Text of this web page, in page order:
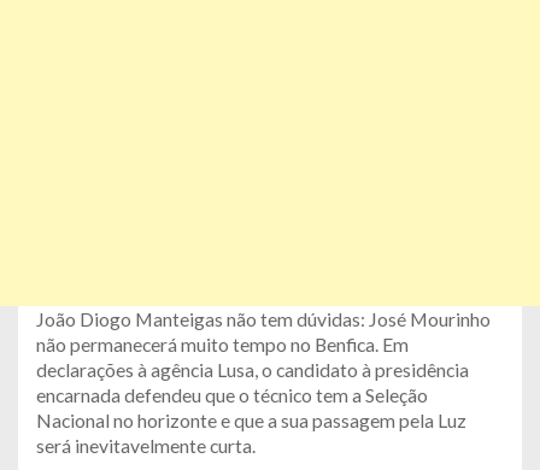
João Diogo Manteigas não tem dúvidas: José Mourinho
não permanecerá muito tempo no Benfica. Em
declarações à agência Lusa, o candidato à presidência
encarnada defendeu que o técnico tem a Seleção
Nacional no horizonte e que a sua passagem pela Luz
será inevitavelmente curta.